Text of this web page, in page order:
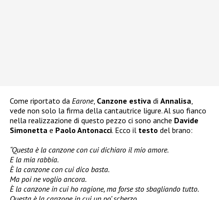
Come riportato da Earone, Canzone estiva di Annalisa
vede non solo la firma della cantautrice ligure. Al suo fianco
nella realizzazione di questo pezzo ci sono anche Davide
Simonetta e Paolo Antonacci. Ecco il testo del brano:
“Questa è la canzone con cui dichiaro il mio amore.
E la mia rabbia.
È la canzone con cui dico basta.
Ma poi ne voglio ancora.
È la canzone in cui ho ragione, ma forse sto sbagliando tutto.